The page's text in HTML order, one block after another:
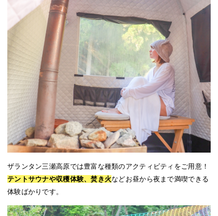
ザランタン三瀬高原では豊富な種類のアクティビティをご用意！
テントサウナや収穫体験、焚き火などお昼から夜まで満喫できる
体験ばかりです。